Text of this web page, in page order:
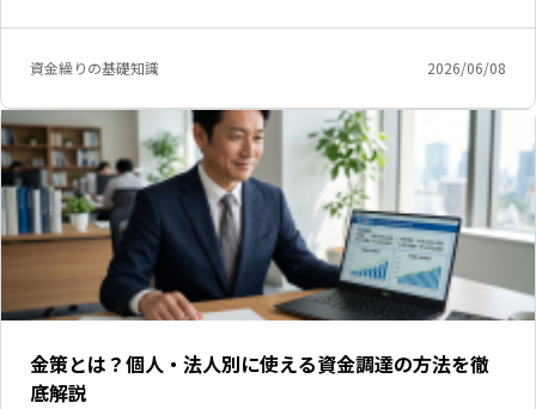
資金繰りの基礎知識 2026/06/08
金策とは？個人・法人別に使える資金調達の方法を徹
底解説